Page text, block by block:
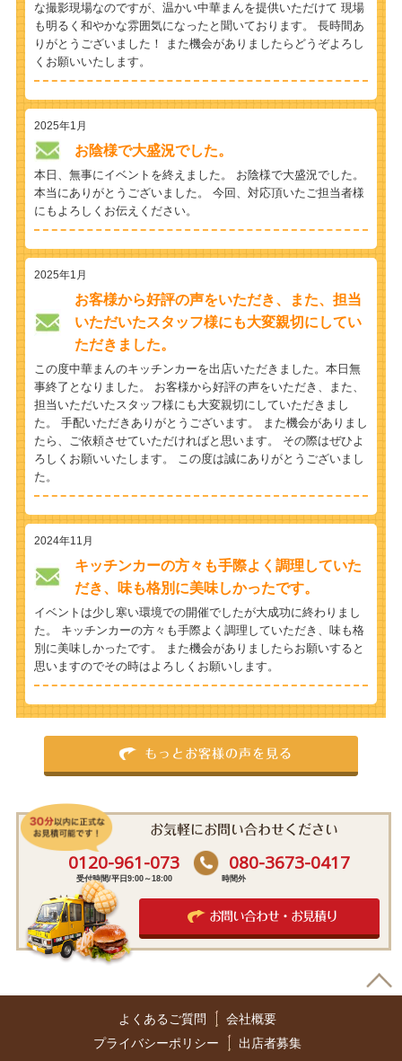
な撮影現場なのですが、温かい中華まんを提供いただけて 現場
も明るく和やかな雰囲気になったと聞いております。 長時間あ
りがとうございました！ また機会がありましたらどうぞよろし
くお願いいたします。
2025年1月
お陰様で大盛況でした。
本日、無事にイベントを終えました。 お陰様で大盛況でした。
本当にありがとうございました。 今回、対応頂いたご担当者様
にもよろしくお伝えください。
2025年1月
お客様から好評の声をいただき、また、担当
いただいたスタッフ様にも大変親切にしてい
ただきました。
この度中華まんのキッチンカーを出店いただきました。本日無
事終了となりました。 お客様から好評の声をいただき、また、
担当いただいたスタッフ様にも大変親切にしていただきまし
た。 手配いただきありがとうございます。 また機会がありまし
たら、ご依頼させていただければと思います。 その際はぜひよ
ろしくお願いいたします。 この度は誠にありがとうございまし
た。
2024年11月
キッチンカーの方々も手際よく調理していた
だき、味も格別に美味しかったです。
イベントは少し寒い環境での開催でしたが大成功に終わりまし
た。 キッチンカーの方々も手際よく調理していただき、味も格
別に美味しかったです。 また機会がありましたらお願いすると
思いますのでその時はよろしくお願いします。
もっとお客様の声を見る
お気軽にお問い合わせください
080-3673-0417
時間外
0120-961-073
受付時間/平日9:00～18:00
お問い合わせ・お見積り
よくあるご質問
会社概要
プライバシーポリシー
出店者募集